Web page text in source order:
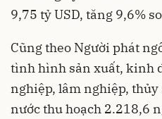
9,75 tỷ USD, tăng 9,6%
Cũng theo Người phát
tình hình sản xuất, kinh
nghiệp, lâm nghiệp,
nước thu hoạch 2.218,6